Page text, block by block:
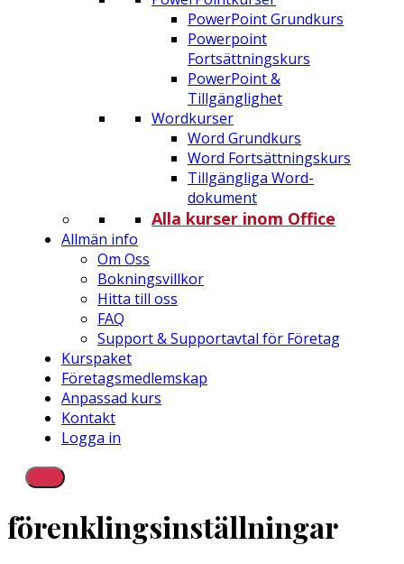
PowerPoint Grundkurs
Powerpoint
Fortsättningskurs
PowerPoint &
Tillgänglighet
Wordkurser
Word Grundkurs
Word Fortsättningskurs
Tillgängliga Word-
dokument
Alla kurser inom Office
Allmän info
Om Oss
Bokningsvillkor
Hitta till oss
FAQ
Support & Supportavtal för Företag
Kurspaket
Företagsmedlemskap
Anpassad kurs
Kontakt
Logga in
förenklingsinställningar